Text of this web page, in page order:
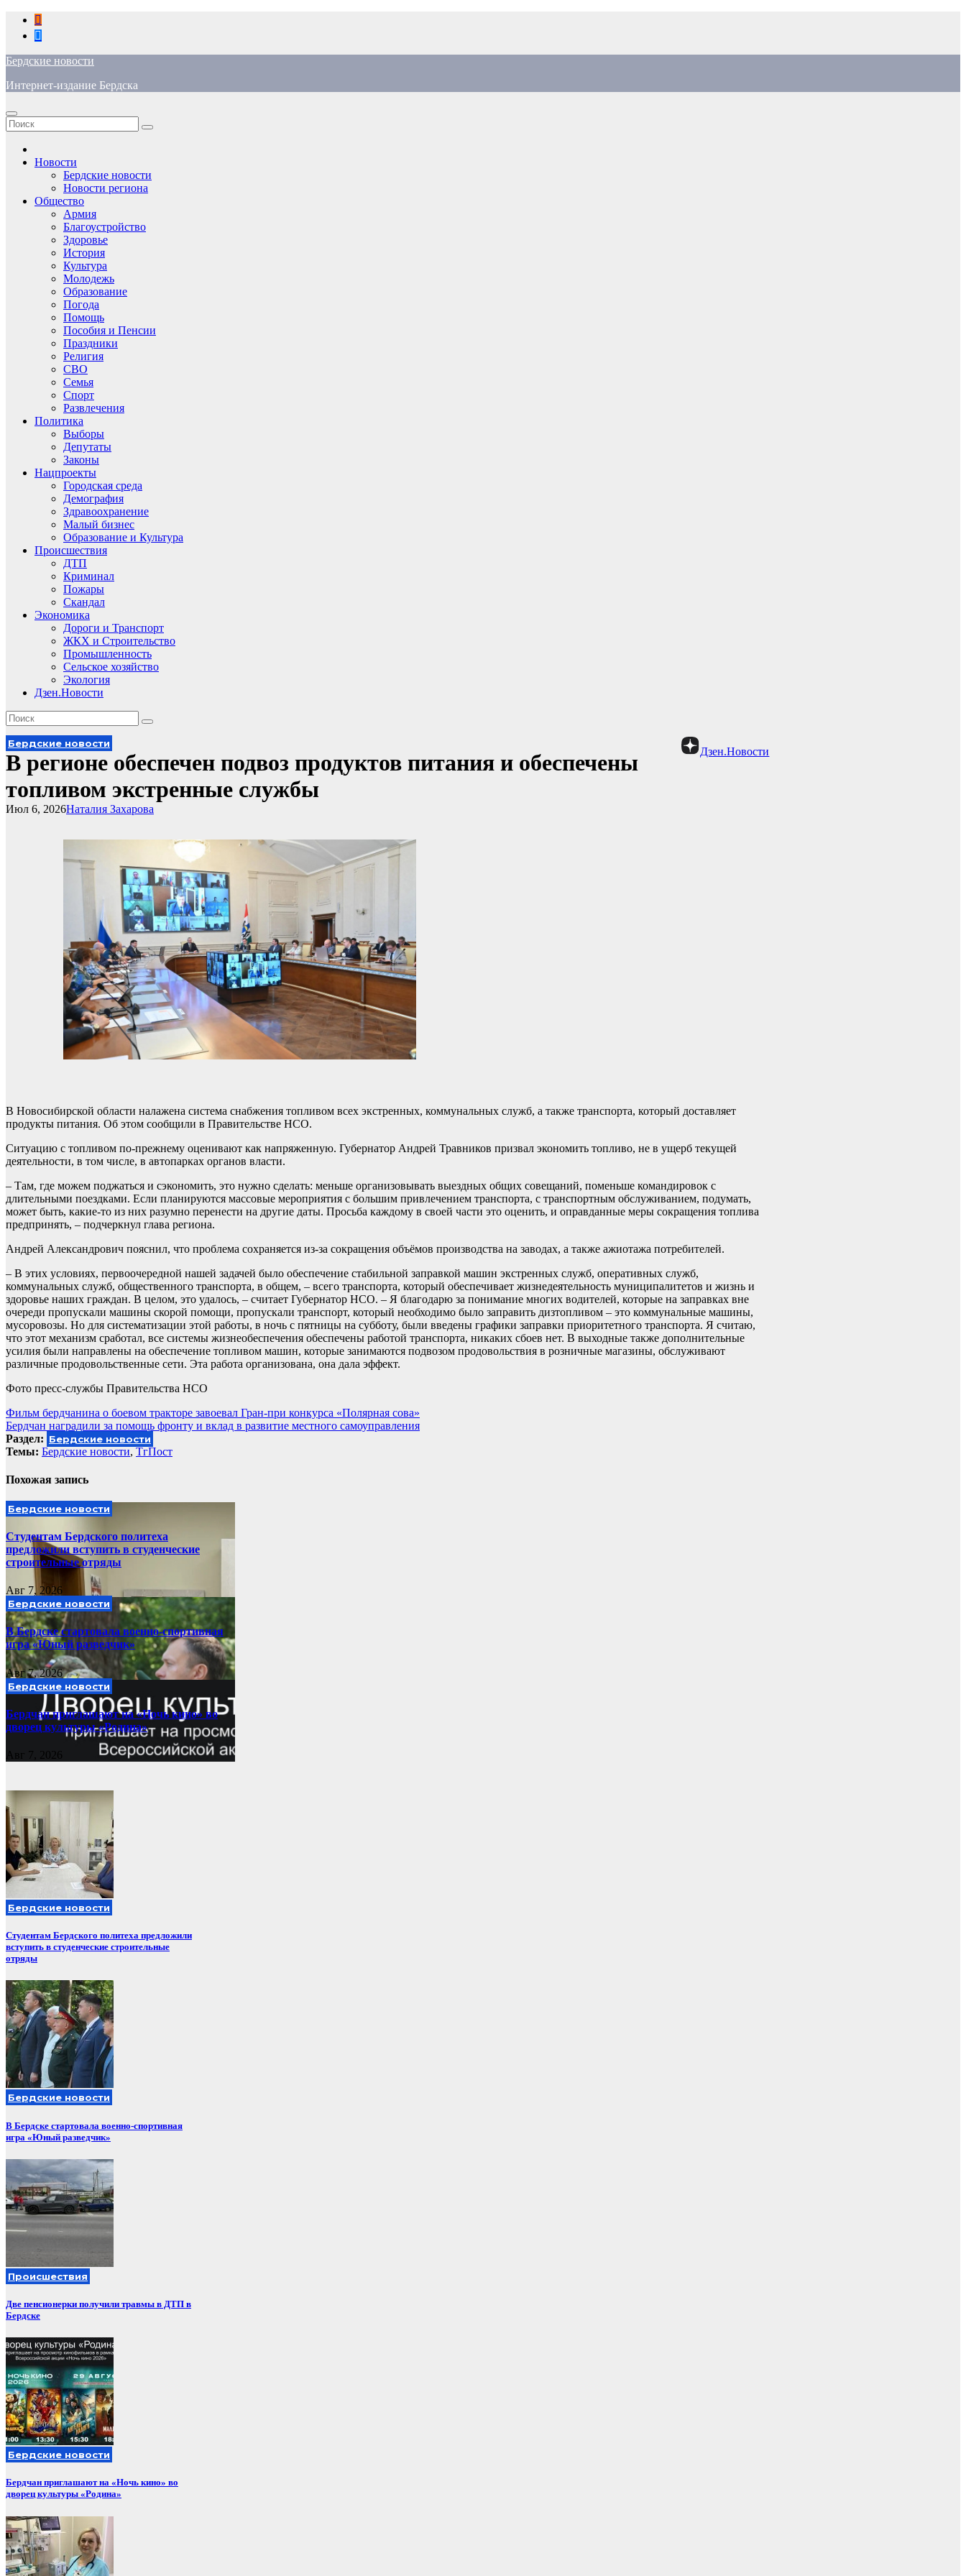
Перейти
содержимому
Бердские новости
Интернет-издание Бердска
Новости
Бердские новости
Новости региона
Общество
Армия
Благоустройство
Здоровье
История
Культура
Молодежь
Образование
Погода
Помощь
Пособия и Пенсии
Праздники
Религия
СВО
Семья
Спорт
Развлечения
Политика
Выборы
Депутаты
Законы
Нацпроекты
Городская среда
Демография
Здравоохранение
Малый бизнес
Образование и Культура
Происшествия
ДТП
Криминал
Пожары
Скандал
Экономика
Дороги и Транспорт
ЖКХ и Строительство
Промышленность
Сельское хозяйство
Экология
Дзен.Новости
Дзен.Новости
Бердские новости
В регионе обеспечен подвоз продуктов питания и обеспечены
топливом экстренные службы
Наталия Захарова
Июл 6, 2026
В Новосибирской области налажена система снабжения топливом всех экстренных, коммунальных служб, а также транспорта, который доставляет
продукты питания. Об этом сообщили в Правительстве НСО.
Ситуацию с топливом по-прежнему оценивают как напряженную. Губернатор Андрей Травников призвал экономить топливо, не в ущерб текущей
деятельности, в том числе, в автопарках органов власти.
– Там, где можем поджаться и сэкономить, это нужно сделать: меньше организовывать выездных общих совещаний, поменьше командировок с
длительными поездками. Если планируются массовые мероприятия с большим привлечением транспорта, с транспортным обслуживанием, подумать,
может быть, какие-то из них разумно перенести на другие даты. Просьба каждому в своей части это оценить, и оправданные меры сокращения топлива
предпринять, – подчеркнул глава региона.
Андрей Александрович пояснил, что проблема сохраняется из-за сокращения объёмов производства на заводах, а также ажиотажа потребителей.
– В этих условиях, первоочередной нашей задачей было обеспечение стабильной заправкой машин экстренных служб, оперативных служб,
коммунальных служб, общественного транспорта, в общем, – всего транспорта, который обеспечивает жизнедеятельность муниципалитетов и жизнь и
здоровье наших граждан. В целом, это удалось, – считает Губернатор НСО. – Я благодарю за понимание многих водителей, которые на заправках вне
очереди пропускали машины скорой помощи, пропускали транспорт, который необходимо было заправить дизтопливом – это коммунальные машины,
мусоровозы. Но для систематизации этой работы, в ночь с пятницы на субботу, были введены графики заправки приоритетного транспорта. Я считаю,
что этот механизм сработал, все системы жизнеобеспечения обеспечены работой транспорта, никаких сбоев нет. В выходные также дополнительные
усилия были направлены на обеспечение топливом машин, которые занимаются подвозом продовольствия в розничные магазины, обслуживают
различные продовольственные сети. Эта работа организована, она дала эффект.
Фото пресс-службы Правительства НСО
Навигация
по
записям
Фильм бердчанина о боевом тракторе завоевал Гран-при конкурса «Полярная сова»
Бердчан наградили за помощь фронту и вклад в развитие местного самоуправления
Раздел: Бердские новости
Темы: Бердские новости, ТгПост
Похожая запись
Бердские новости
Студентам Бердского политеха
предложили вступить в студенческие
строительные отряды
Авг 7, 2026
Бердские новости
В Бердске стартовала военно-спортивная
игра «Юный разведчик»
Авг 7, 2026
Бердские новости
Бердчан приглашают на «Ночь кино» во
дворец культуры «Родина»
Авг 7, 2026
Бердские новости
Студентам Бердского политеха предложили
вступить в студенческие строительные
отряды
Бердские новости
В Бердске стартовала военно-спортивная
игра «Юный разведчик»
Происшествия
Две пенсионерки получили травмы в ДТП в
Бердске
Бердские новости
Бердчан приглашают на «Ночь кино» во
дворец культуры «Родина»